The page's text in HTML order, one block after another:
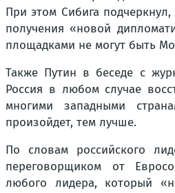
При этом Сибига
получения «новой
площадками не могут быть
Также Путин в беседе с
Россия в любом случае
многими западными
произойдет, тем лучше.
По словам российского
переговорщиком от
любого лидера, который